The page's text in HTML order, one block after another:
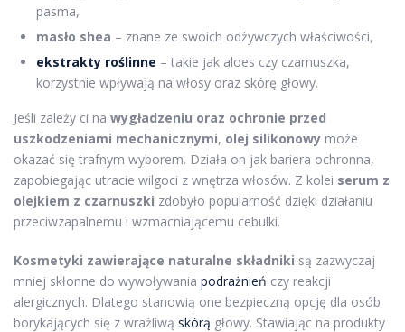
pasma,
masło shea – znane ze swoich odżywczych właściwości,
ekstrakty roślinne – takie jak aloes czy czarnuszka,
korzystnie wpływają na włosy oraz skórę głowy.
Jeśli zależy ci na wygładzeniu oraz ochronie przed
uszkodzeniami mechanicznymi, olej silikonowy może
okazać się trafnym wyborem. Działa on jak bariera ochronna,
zapobiegając utracie wilgoci z wnętrza włosów. Z kolei serum z
olejkiem z czarnuszki zdobyło popularność dzięki działaniu
przeciwzapalnemu i wzmacniającemu cebulki.
Kosmetyki zawierające naturalne składniki są zazwyczaj
mniej skłonne do wywoływania podrażnień czy reakcji
alergicznych. Dlatego stanowią one bezpieczną opcję dla osób
borykających się z wrażliwą skórą głowy. Stawiając na produkty